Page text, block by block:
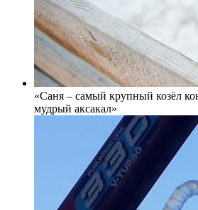
«Саня – самый крупный козёл
мудрый аксакал»